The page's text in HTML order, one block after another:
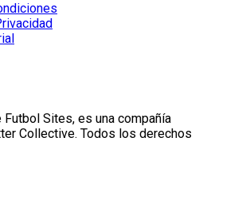
Futbol Sites, es una compañía
Collective. Todos los derechos